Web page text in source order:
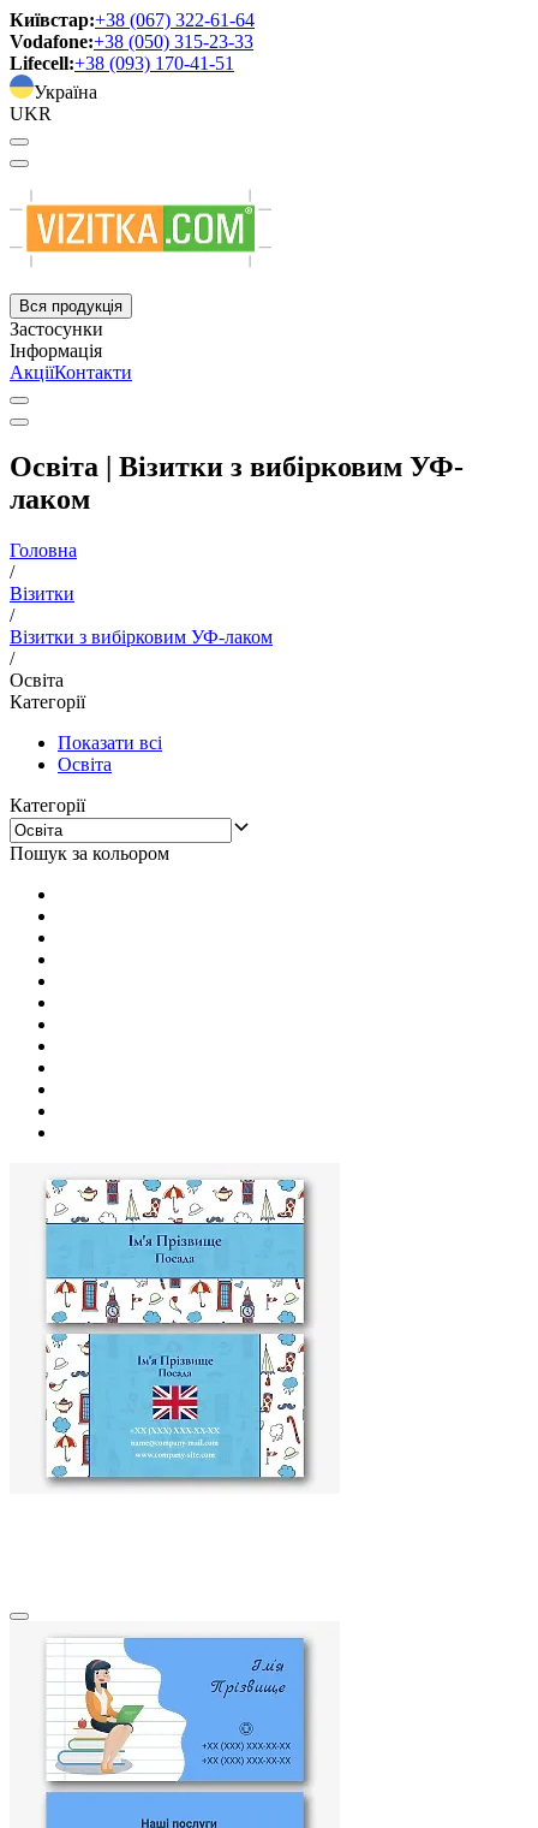
Київстар:+38 (067) 322-61-64
Vodafone:+38 (050) 315-23-33
Lifecell:+38 (093) 170-41-51
Україна
UKR
Вся продукція
Застосунки
Інформація
АкціїКонтакти
Освіта | Візитки з вибірковим УФ-
лаком
Головна
/
Візитки
/
Візитки з вибірковим УФ-лаком
/
Освіта
Категорії
Показати всі
Освіта
Категорії
Пошук за кольором